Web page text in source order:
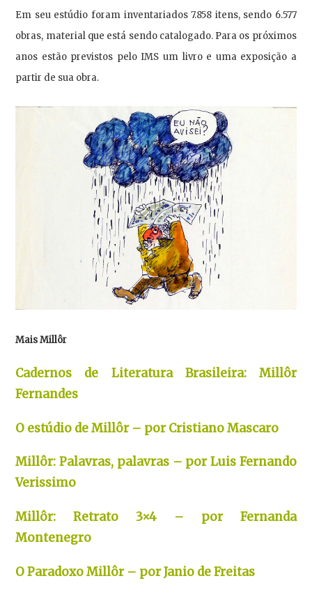
Em seu estúdio foram inventariados 7.858 itens, sendo 6.577
obras, material que está sendo catalogado. Para os próximos
anos estão previstos pelo IMS um livro e uma exposição a
partir de sua obra.
Mais Millôr
Cadernos de Literatura Brasileira: Millôr
Fernandes
O estúdio de Millôr – por Cristiano Mascaro
Millôr: Palavras, palavras – por Luis Fernando
Verissimo
Millôr: Retrato 3×4 – por Fernanda
Montenegro
O Paradoxo Millôr – por Janio de Freitas